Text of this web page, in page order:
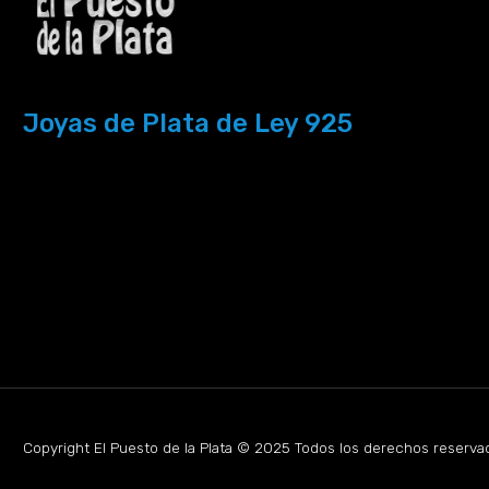
Joyas de Plata de Ley 925
Copyright El Puesto de la Plata © 2025 Todos los derechos